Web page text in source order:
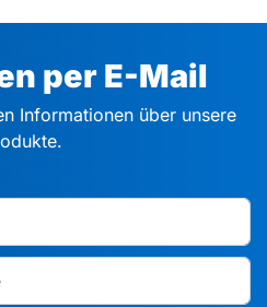
per E-Mail
Informationen über unsere